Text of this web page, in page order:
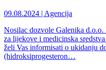
09.08.2024 | Agencija
Nosilac dozvole Galenika
za lijekove i medicinska
želi Vas informisati o ukidanju
(hidroksiprogesteron…